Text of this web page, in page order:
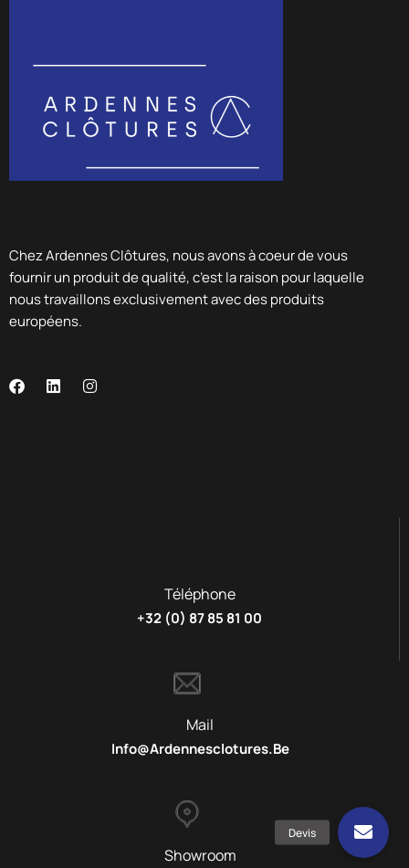
Chez Ardennes Clôtures, nous avons à coeur de vous
fournir un produit de qualité, c’est la raison pour laquelle
nous travaillons exclusivement avec des produits
européens.
Téléphone
+32 (0) 87 85 81 00
Mail
Info@ardennesclotures.be
Showroom